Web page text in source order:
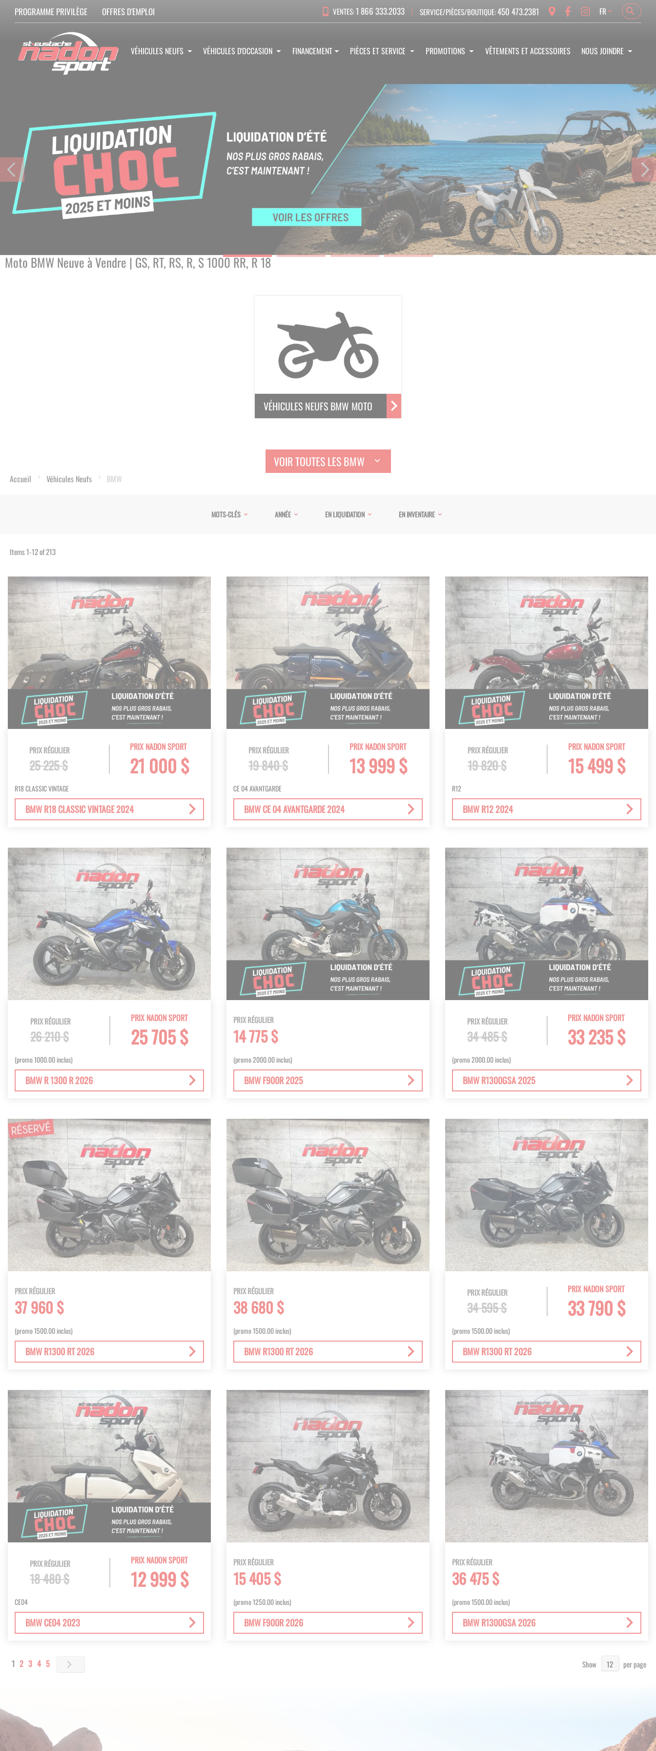
PROGRAMME PRIVILÈGE OFFRES D'EMPLOI VENTES:1 866 333.2033 SERVICE/PIÈCES/BOUTIQUE:450 473.2381
Search
Search
Language
FR
VÉHICULES NEUFS VÉHICULES D'OCCASION FINANCEMENT PIÈCES ET SERVICE PROMOTIONS VÊTEMENTS ET ACCESSOIRES NOUS JOINDRE
Moto BMW Neuve à Vendre | GS, RT, RS, R, S 1000 RR, R 18
VÉHICULES NEUFS BMW MOTO
VOIR TOUTES LES BMW
Accueil Véhicules Neufs BMW
MOTS-CLÉS ANNÉE EN LIQUIDATION EN INVENTAIRE
Items1-12of213
PRIX NADON SPORT
21 000 $
PRIX RÉGULIER
25 225 $
R18 CLASSIC VINTAGE
BMW R18 CLASSIC VINTAGE 2024
PRIX NADON SPORT
13 999 $
PRIX RÉGULIER
19 840 $
CE 04 AVANTGARDE
BMW CE 04 AVANTGARDE 2024
PRIX NADON SPORT
15 499 $
PRIX RÉGULIER
19 820 $
R12
BMW R12 2024
PRIX NADON SPORT
25 705 $
PRIX RÉGULIER
26 210 $
(promo 1000.00 inclus)
BMW R 1300 R 2026
PRIX RÉGULIER
14 775 $
(promo 2000.00 inclus)
BMW F900R 2025
PRIX NADON SPORT
33 235 $
PRIX RÉGULIER
34 485 $
(promo 2000.00 inclus)
BMW R1300GSA 2025
PRIX RÉGULIER
37 960 $
(promo 1500.00 inclus)
BMW R1300 RT 2026
PRIX RÉGULIER
38 680 $
(promo 1500.00 inclus)
BMW R1300 RT 2026
PRIX NADON SPORT
33 790 $
PRIX RÉGULIER
34 595 $
(promo 1500.00 inclus)
BMW R1300 RT 2026
PRIX NADON SPORT
12 999 $
PRIX RÉGULIER
18 480 $
CE04
BMW CE04 2023
PRIX RÉGULIER
15 405 $
(promo 1250.00 inclus)
BMW F900R 2026
PRIX RÉGULIER
36 475 $
(promo 1500.00 inclus)
BMW R1300GSA 2026
Page
You're currently reading page
1 Page
2 Page
3 Page
4 Page
5 Show per page